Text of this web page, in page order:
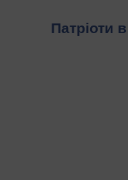
Патріоти